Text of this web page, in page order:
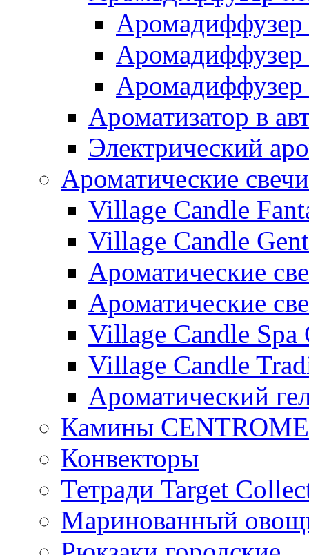
Ароматизатор в
Электрический
Ароматические
Village Candle
Village Candle
Ароматические
Ароматические
Village Candle Spa
Village Candle
Ароматический
Камины
Конвекторы
Тетради Target
Маринованный